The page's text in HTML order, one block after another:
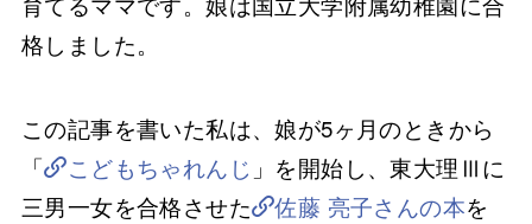
格しました。
この記事を書いた私は、娘が5ヶ月のときから
「
こどもちゃれんじ 」を開始し、東大理Ⅲに
三男一女を合格させた
佐藤 亮子さんの本を